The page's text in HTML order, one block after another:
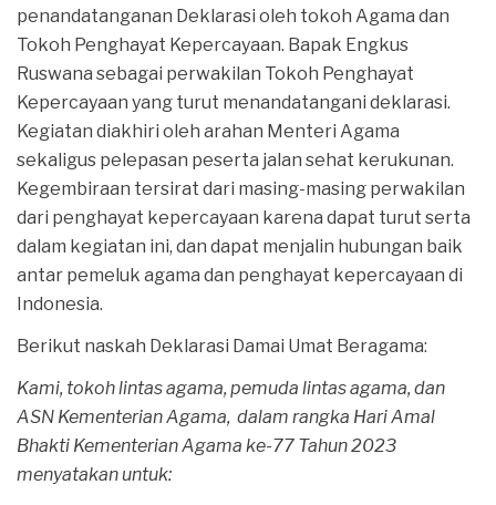
penandatanganan Deklarasi oleh tokoh Agama dan
Tokoh Penghayat Kepercayaan. Bapak Engkus
Ruswana sebagai perwakilan Tokoh Penghayat
Kepercayaan yang turut menandatangani deklarasi.
Kegiatan diakhiri oleh arahan Menteri Agama
sekaligus pelepasan peserta jalan sehat kerukunan.
Kegembiraan tersirat dari masing-masing perwakilan
dari penghayat kepercayaan karena dapat turut serta
dalam kegiatan ini, dan dapat menjalin hubungan baik
antar pemeluk agama dan penghayat kepercayaan di
Indonesia.
Berikut naskah Deklarasi Damai Umat Beragama:
Kami, tokoh lintas agama, pemuda lintas agama, dan
ASN Kementerian Agama, dalam rangka Hari Amal
Bhakti Kementerian Agama ke-77 Tahun 2023
menyatakan untuk: